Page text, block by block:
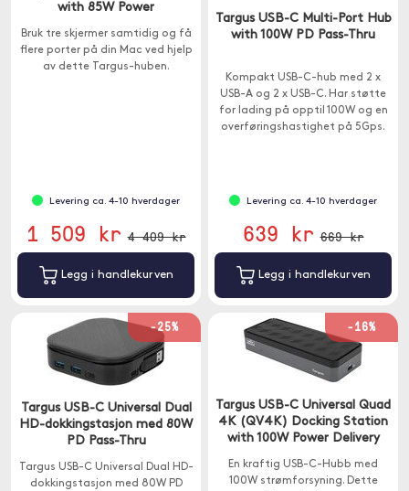
with 85W Power
Bruk tre skjermer samtidig og få
flere porter på din Mac ved hjelp
av dette Targus-huben.
Levering ca. 4-10 hverdager
1 509 kr 4 409 kr
Legg i handlekurven
Targus USB-C Multi-Port Hub
with 100W PD Pass-Thru
Kompakt USB-C-hub med 2 x
USB-A og 2 x USB-C. Har støtte
for lading på opptil 100W og en
overføringshastighet på 5Gps.
Levering ca. 4-10 hverdager
639 kr 669 kr
Legg i handlekurven
-25%
Targus USB-C Universal Dual
HD-dokkingstasjon med 80W
PD Pass-Thru
Targus USB-C Universal Dual HD-
dokkingstasjon med 80W PD
-16%
Targus USB-C Universal Quad
4K (QV4K) Docking Station
with 100W Power Delivery
En kraftig USB-C-Hubb med
100W strømforsyning. Dette